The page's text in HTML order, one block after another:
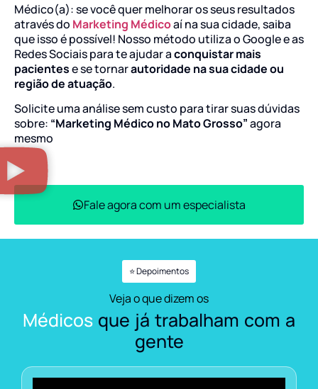
Médico(a): se você quer melhorar os seus resultados
através do Marketing Médicoaí na sua cidade, saiba
que isso é possível! Nosso método utiliza o Google e as
Redes Sociais para te ajudar aconquistar mais
pacientese se tornarautoridade na sua cidade ou
região de atuação.
Solicite uma análise sem custo para tirar suas dúvidas
sobre: “Marketing Médico no Mato Grosso”agora
mesmo
Fale agora com um especialista
⭐ Depoimentos
Veja o que dizem os
Médicos que já trabalham com a
gente